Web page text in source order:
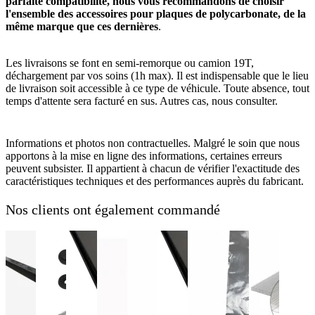
l'ensemble des accessoires pour plaques de polycarbonate, de la
même marque que ces dernières.
Les livraisons se font en semi-remorque ou camion 19T,
déchargement par vos soins (1h max). Il est indispensable que le lieu
de livraison soit accessible à ce type de véhicule. Toute absence, tout
temps d'attente sera facturé en sus. Autres cas, nous consulter.
Informations et photos non contractuelles. Malgré le soin que nous
apportons à la mise en ligne des informations, certaines erreurs
peuvent subsister. Il appartient à chacun de vérifier l'exactitude des
caractéristiques techniques et des performances auprès du fabricant.
Nos clients ont également commandé